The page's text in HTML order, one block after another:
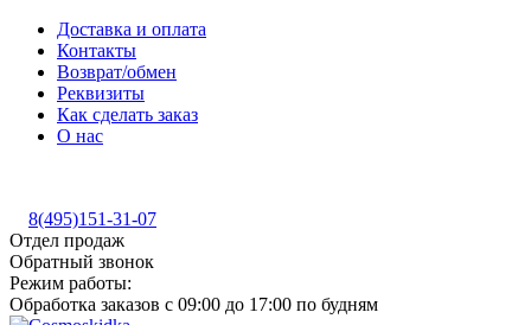
Доставка и оплата
Контакты
Возврат/обмен
Реквизиты
Как сделать заказ
О нас
8(495)151-31-07
Отдел продаж
Обратный звонок
Режим работы:
Обработка заказов с 09:00 до 17:00 по будням